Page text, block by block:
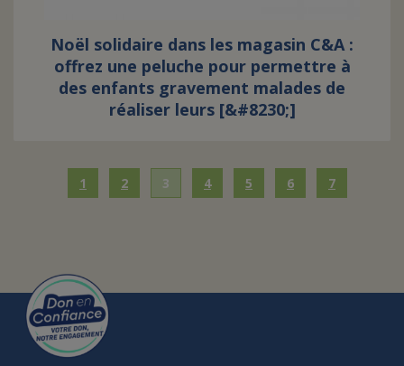
Noël solidaire dans les magasin C&A :
offrez une peluche pour permettre à
des enfants gravement malades de
réaliser leurs [&#8230;]
1 2 3 4 5 6 7